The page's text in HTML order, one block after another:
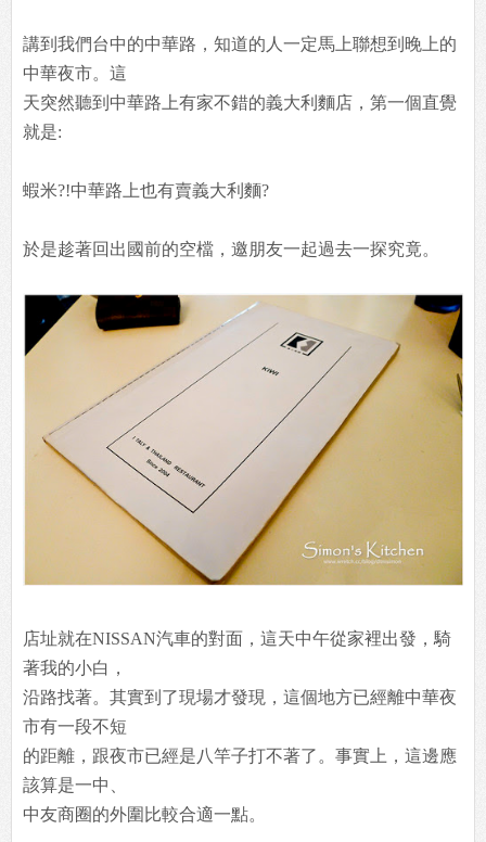
講到我們台中的中華路，知道的人一定馬上聯想到晚上的
中華夜市。這
天突然聽到中華路上有家不錯的義大利麵店，第一個直覺
就是:
蝦米?!中華路上也有賣義大利麵?
於是趁著回出國前的空檔，邀朋友一起過去一探究竟。
店址就在NISSAN汽車的對面，這天中午從家裡出發，騎
著我的小白，
沿路找著。其實到了現場才發現，這個地方已經離中華夜
市有一段不短
的距離，跟夜市已經是八竿子打不著了。事實上，這邊應
該算是一中、
中友商圈的外圍比較合適一點。